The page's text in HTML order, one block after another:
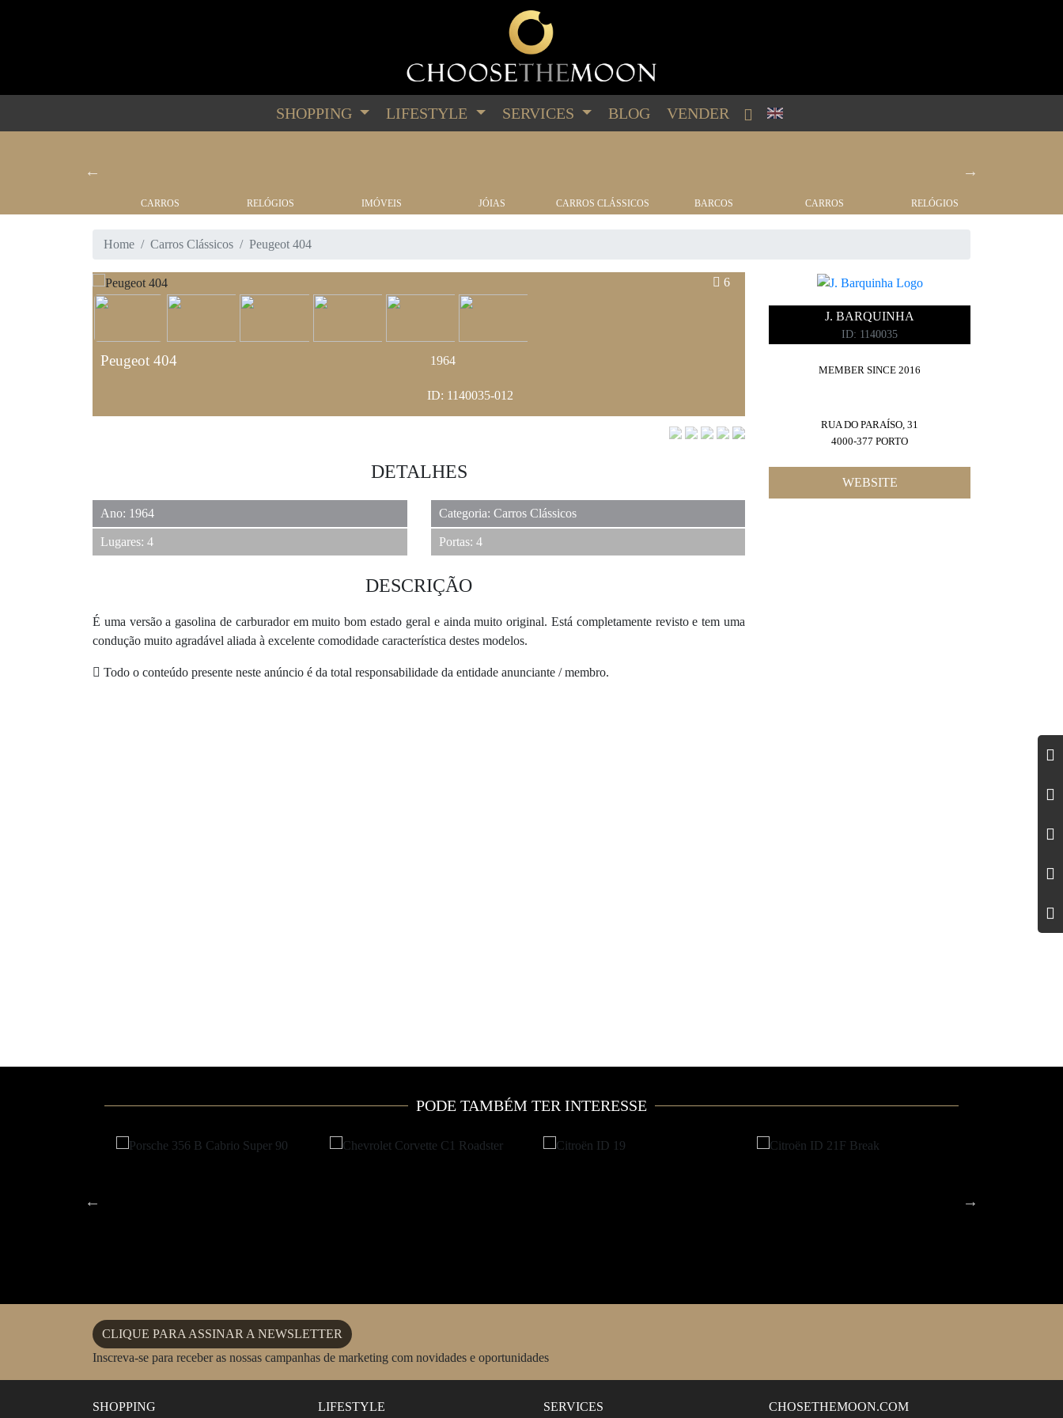
SHOPPING LIFESTYLE SERVICES BLOG VENDER
CARROS RELÓGIOS IMÓVEIS JÓIAS CARROS CLÁSSICOS BARCOS CARROS RELÓGIOS
Home Carros Clássicos Peugeot 404
6
Peugeot 404 1964
ID: 1140035-012
DETALHES
Ano: 1964 Categoria: Carros Clássicos
Lugares: 4 Portas: 4
DESCRIÇÃO
É uma versão a gasolina de carburador em muito bom estado geral e ainda muito original. Está completamente revisto e tem uma
condução muito agradável aliada à excelente comodidade característica destes modelos.
Todo o conteúdo presente neste anúncio é da total responsabilidade da entidade anunciante / membro.
J. BARQUINHA
ID: 1140035
MEMBER SINCE 2016
RUA DO PARAÍSO, 31
4000-377 PORTO
WEBSITE
PODE TAMBÉM TER INTERESSE
CLIQUE PARA ASSINAR A NEWSLETTER
Inscreva-se para receber as nossas campanhas de marketing com novidades e oportunidades
SHOPPING LIFESTYLE SERVICES CHOSETHEMOON.COM